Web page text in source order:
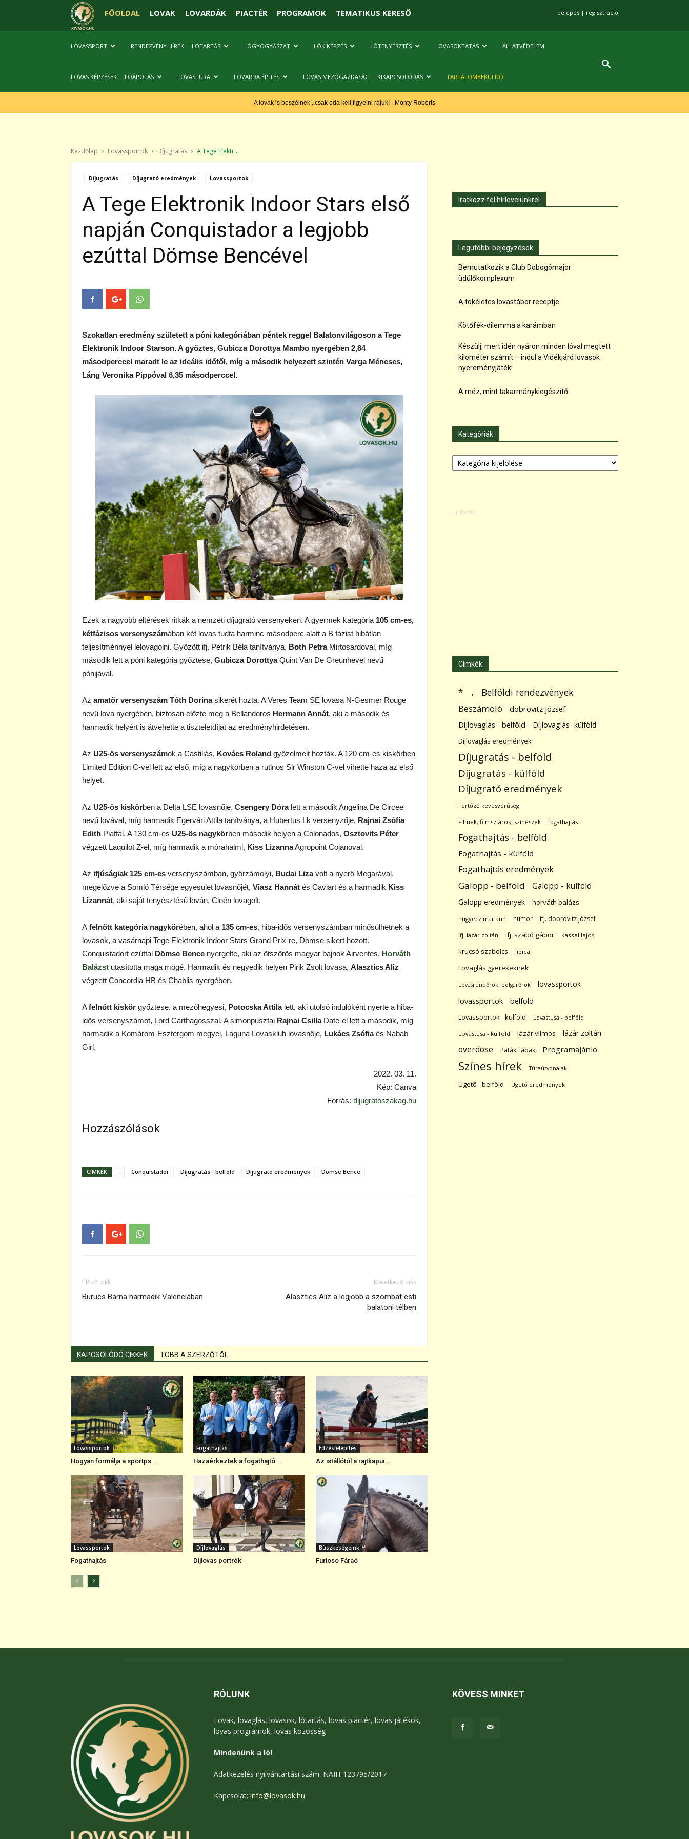
FŐOLDAL LOVAK LOVARDÁK PIACTÉR PROGRAMOK TEMATIKUS KERESŐ belépés | regisztráció
LOVASSPORT RENDEZVÉNY HÍREK LÓTARTÁS LÓGYÓGYÁSZAT LÓKIKÉPZÉS LÓTENYÉSZTÉS LOVASOKTATÁS ÁLLATVÉDELEM
LOVAS KÉPZÉSEK LÓÁPOLÁS LOVASTÚRA LOVARDA ÉPÍTÉS LOVAS MEZŐGAZDASÁG KIKAPCSOLÓDÁS TARTALOMBEKÜLDŐ
A lovak is beszélnek...csak oda kell figyelni rájuk! - Monty Roberts
Kezdőlap Lovassportok Díjugratás A Tege Elektr...
Díjugratás Díjugrató eredmények Lovassportok
A Tege Elektronik Indoor Stars első
napján Conquistador a legjobb
ezúttal Dömse Bencével
Szokatlan eredmény született a póni kategóriában péntek reggel Balatonvilágoson a Tege
Elektronik Indoor Starson. A győztes, Gubicza Dorottya Mambo nyergében 2,84
másodperccel maradt le az ideális időtől, míg a második helyezett szintén Varga Méneses,
Láng Veronika Pippóval 6,35 másodperccel.
Ezek a nagyobb eltérések ritkák a nemzeti díjugrató versenyeken. A gyermek kategória 105 cm-es,
kétfázisos versenyszámában két lovas tudta harminc másodperc alatt a B fázist hibátlan
teljesítménnyel lelovagolni. Győzött ifj. Petrik Béla tanítványa, Both PetraMirtosardoval, míg
második lett a póni kategória győztese, Gubicza DorottyaQuint Van De Greunhevel nevű
pónijával.
Az amatőr versenyszám Tóth Dorinasikerét hozta. A Veres Team SE lovasa N-Gesmer Rouge
nevű lova nyergében, biztosan előzte meg a Bellandoros Hermann Annát, aki a második és
harmadik helyért is átvehette a tiszteletdíjat az eredményhirdetésen.
Az U25-ös versenyszámok a Castiliás, Kovács Roland győzelmeit hozták. A 120 cm-es kiskörben
Limited Edition C-vel lett az első, míg a nagykörben a rutinos Sir Winston C-vel vihette haza az első
helyet.
Az U25-ös kiskörben a Delta LSE lovasnője, Csengery Dóralett a második Angelina De Circee
nevű lovával, míg harmadik Egervári Attila tanítványa, a Hubertus Lk versenyzője, Rajnai Zsófia
Edith Piaffal. A 130 cm-es U25-ös nagykörben második helyen a Colonados, Osztovits Péter
végzett Laquilot Z-el, míg harmadik a mórahalmi, Kiss LizannaAgropoint Cojanoval.
Az ifjúságiak 125 cm-es versenyszámban, győrzámolyi, Budai Lizavolt a nyerő Megarával,
megelőzve a Somló Térsége egyesület lovasnőjét, Viasz Hannát és Caviart és a harmadik Kiss
Lizannát, aki saját tenyésztésű lován, Cloén lovagolt.
A felnőtt kategória nagykörében, ahol a 135 cm-es, hiba-idős versenyszámban minősülhetnek a
lovasok, a vasárnapi Tege Elektronik Indoor Stars Grand Prix-re, Dömse sikert hozott.
Conquistadort ezúttal Dömse Bence nyergelte, aki az ötszörös magyar bajnok Airventes, Horváth
Balázst utasította maga mögé. Harmadik és negyedik helyen Pirik Zsolt lovasa, Alasztics Aliz
végzett Concordia HB és Chablis nyergében.
Afelnőtt kiskör győztese, a mezőhegyesi, Potocska Attilalett, aki utolsó indulóként nyerte a hiba-
idős versenyszámot, Lord Carthagosszal. A simonpusztai Rajnai CsillaDate-el lett a második, míg
harmadik a Komárom-Esztergom megyei, Laguna Lovasklub lovasnője, Lukács Zsófiaés Nabab
Girl.
2022. 03. 11.
Kép: Canva
Forrás: dijugratoszakag.hu
Hozzászólások
CÍMKÉK . Conquistador Díjugratás - belföld Díjugrató eredmények Dömse Bence
Előző cikk
Burucs Barna harmadik Valenciában
Következő cikk
Alasztics Aliz a legjobb a szombat esti
balatoni télben
KAPCSOLÓDÓ CIKKEK TÖBB A SZERZŐTŐL
Lovassportok
Hogyan formálja a sportps...
Fogathajtás
Hazaérkeztek a fogathajtó...
Edzésfelépítés
Az istállótól a rajtkapui...
Lovassportok
Fogathajtás
Díjlovaglás
Díjlovas portrék
Büszkeségeink
Furioso Fáraó
Iratkozz fel hírlevelünkre!
Legutóbbi bejegyzések
Bemutatkozik a Club Dobogómajor
üdülőkomplexum
A tökéletes lovastábor receptje
Kötőfék-dilemma a karámban
Készülj, mert idén nyáron minden lóval megtett
kilométer számít – indul a Vidékjáró lovasok
nyereményjáték!
A méz, mint takarmánykiegészítő
Kategóriák
Kategóriák
Címkék
* . Belföldi rendezvények
Beszámoló dobrovitz józsef
Díjlovaglás - belföld Díjlovaglás- külföld
Díjlovaglás eredmények
Díjugratás - belföld
Díjugratás - külföld
Díjugrató eredmények
Fertőző kevésvérűség
Filmek; filmsztárok; színészek fogathajtás
Fogathajtás - belföld
Fogathajtás - külföld
Fogathajtás eredmények
Galopp - belföld Galopp - külföld
Galopp eredmények horváth balázs
hugyecz mariann humor ifj. dobrovitz józsef
ifj. lázár zoltán ifj. szabó gábor kassai lajos
krucsó szabolcs lipicai
Lovaglás gyerekeknek
Lovasrendőrök; polgárőrök
lovassportok
lovassportok - belföld
Lovassportok - külföld Lovastusa - belföld
Lovastusa - külföld lázár vilmos lázár zoltán
overdose Paták; lábak Programajánló
Színes hírek Túraútvonalak
Ügető - belföld Ügető eredmények
RÓLUNK
Lovak, lovaglás, lovasok, lótartás, lovas piactér, lovas játékok,
lovas programok, lovas közösség
Mindenünk a ló!
Adatkezelés nyilvántartási szám: NAIH-123795/2017
Kapcsolat: info@lovasok.hu
KÖVESS MINKET